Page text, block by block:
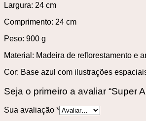
Largura: 24 cm
Comprimento: 24 cm
Peso: 900 g
Material: Madeira de reflorestamento e
Cor: Base azul com ilustrações
Seja o primeiro a avaliar “Super
Sua avaliação *